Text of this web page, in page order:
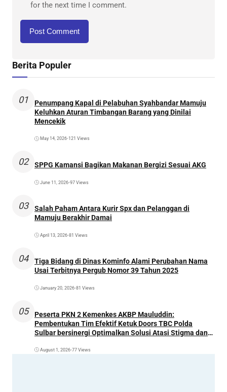
for the next time I comment.
Berita Populer
01
Penumpang Kapal di Pelabuhan Syahbandar Mamuju
Keluhkan Aturan Timbangan Barang yang Dinilai
Mencekik
May 14, 2026•121 Views
02 SPPG Kamansi Bagikan Makanan Bergizi Sesuai AKG
June 11, 2026•97 Views
03
Salah Paham Antara Kurir Spx dan Pelanggan di
Mamuju Berakhir Damai
April 13, 2026•81 Views
04
Tiga Bidang di Dinas Kominfo Alami Perubahan Nama
Usai Terbitnya Pergub Nomor 39 Tahun 2025
January 20, 2026•81 Views
05
Peserta PKN 2 Kemenkes AKBP Mauluddin:
Pembentukan Tim Efektif Ketuk Doors TBC Polda
Sulbar bersinergi Optimalkan Solusi Atasi Stigma dan
August 1, 2026•77 Views